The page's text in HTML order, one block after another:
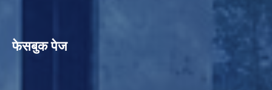
फेसबुक पेज